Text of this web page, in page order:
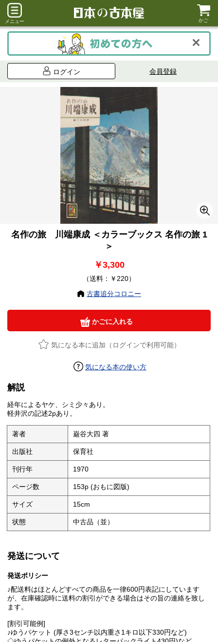
メニュー かご
ログイン 会員登録
名作の旅 川端康成 ＜カラーブックス 名作の旅 1
＞
￥3,300
（送料：￥220）
古書追分コロニー
かごに入れる
気になる本に追加（ログインで利用可能）
気になる本の使い方
解説
経年によるヤケ、シミ少々あり。
軽井沢の記述2pあり。
著者 巌谷大四 著
出版社 保育社
刊行年 1970
ページ数 153p (おもに図版)
サイズ 15cm
状態 中古品（並）
発送について
発送ポリシー
♪配送料はほとんどすべての商品を一律600円表記にしています
が、在庫確認時に送料の割引ができる場合はその旨の連絡を致し
ます。
[割引可能例]
♪ゆうパケット (厚さ3センチ以内重さ1キロ以下330円など)